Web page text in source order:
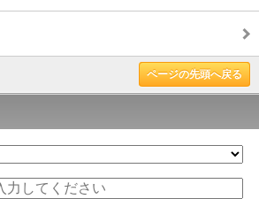
ページの先頭へ戻る